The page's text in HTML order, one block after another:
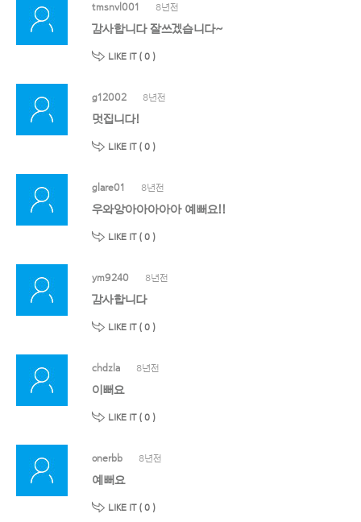
tmsnvl001 8년전
감사합니다 잘쓰겠습니다~
LIKE IT ( 0 )
g12002 8년전
멋집니다!
LIKE IT ( 0 )
glare01 8년전
우와앙아아아아아 예뻐요!!
LIKE IT ( 0 )
ym9240 8년전
감사합니다
LIKE IT ( 0 )
chdzla 8년전
이뻐요
LIKE IT ( 0 )
onerbb 8년전
예뻐요
LIKE IT ( 0 )